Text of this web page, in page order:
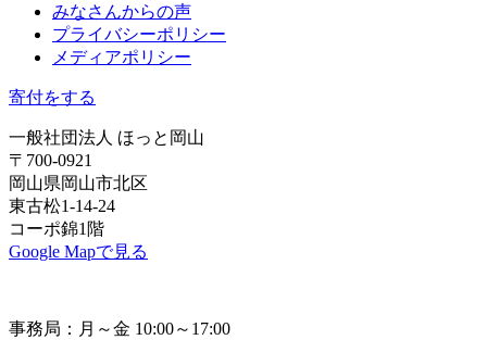
みなさんからの声
プライバシーポリシー
メディアポリシー
寄付をする
一般社団法人 ほっと岡山
〒700-0921
岡山県岡山市北区
東古松1-14-24
コーポ錦1階
Google Mapで見る
事務局：月～金 10:00～17:00